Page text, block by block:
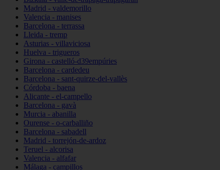
Madrid - valdemorillo
Valencia - manises
Barcelona - terrassa
Lleida - tremp
Asturias - villaviciosa
Huelva - trigueros
Girona - castelló-d39empúries
Barcelona - cardedeu
Barcelona - sant-quirze-del-vallès
Córdoba - baena
Alicante - el-campello
Barcelona - gavà
Murcia - abanilla
Ourense - o-carballiño
Barcelona - sabadell
Madrid - torrejón-de-ardoz
Teruel - alcorisa
Valencia - alfafar
Málaga - campillos